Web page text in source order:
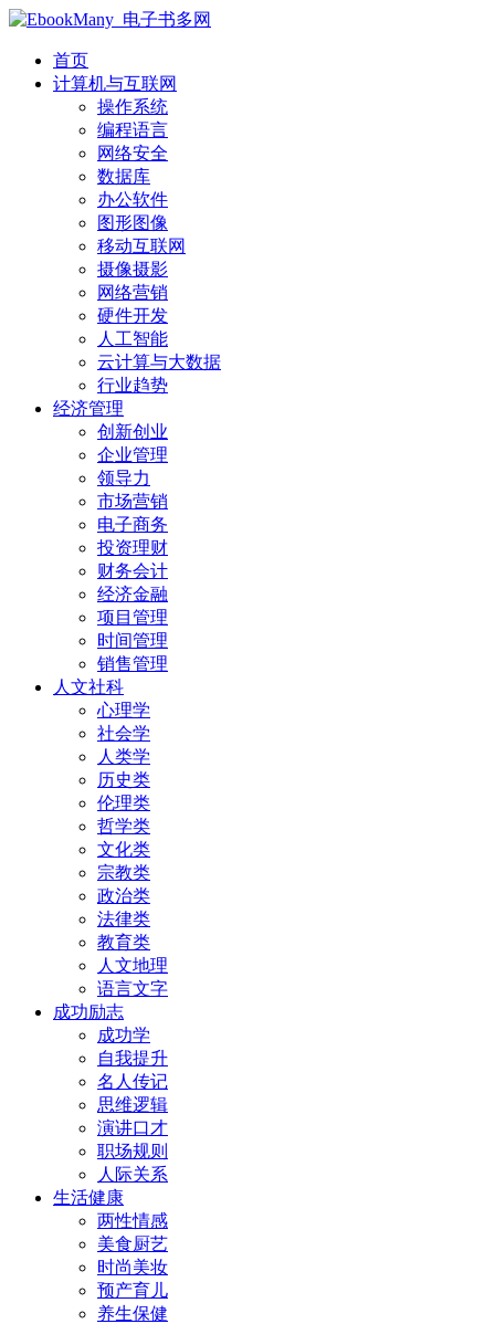
首页
计算机与互联网
操作系统
编程语言
网络安全
数据库
办公软件
图形图像
移动互联网
摄像摄影
网络营销
硬件开发
人工智能
云计算与大数据
行业趋势
经济管理
创新创业
企业管理
领导力
市场营销
电子商务
投资理财
财务会计
经济金融
项目管理
时间管理
销售管理
人文社科
心理学
社会学
人类学
历史类
伦理类
哲学类
文化类
宗教类
政治类
法律类
教育类
人文地理
语言文字
成功励志
成功学
自我提升
名人传记
思维逻辑
演讲口才
职场规则
人际关系
生活健康
两性情感
美食厨艺
时尚美妆
预产育儿
养生保健